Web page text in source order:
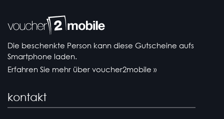
Die beschenkte Person kann diese Gutscheine aufs
Smartphone laden.
Erfahren Sie mehr über voucher2mobile »
kontakt